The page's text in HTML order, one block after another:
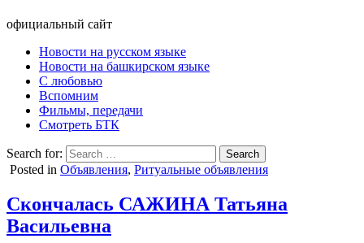
официальный сайт
Новости на русском языке
Новости на башкирском языке
С любовью
Вспомним
Фильмы, передачи
Смотреть БТК
Search for:
Posted in Объявления, Ритуальные объявления
Скончалась САЖИНА Татьяна
Васильевна